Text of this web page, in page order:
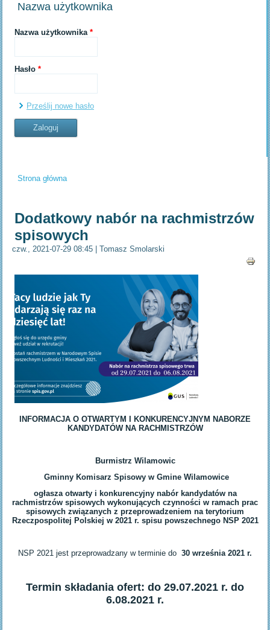
Nazwa użytkownika
Nazwa użytkownika*
Hasło*
Prześlij nowe hasło
Jesteś tutaj
Strona główna
Dodatkowy nabór na rachmistrzów
spisowych
czw., 2021-07-29 08:45 |Tomasz Smolarski
INFORMACJA O OTWARTYM I KONKURENCYJNYM NABORZE
KANDYDATÓW NA RACHMISTRZÓW
Burmistrz Wilamowic
Gminny Komisarz Spisowy w Gmine Wilamowice
ogłasza otwarty i konkurencyjny nabór kandydatów na
rachmistrzów spisowych wykonujących czynności w ramach prac
spisowych związanych z przeprowadzeniem na terytorium
Rzeczpospolitej Polskiej w 2021 r. spisu powszechnego NSP 2021
NSP 2021 jest przeprowadzany w terminie do 30 września 2021 r.
Termin składania ofert: do 29.07.2021 r. do
6.08.2021 r.